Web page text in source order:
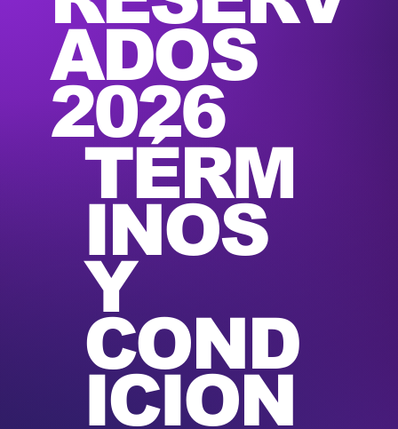
TÉRM
INOS
Y
COND
ICION
ADOS
2026